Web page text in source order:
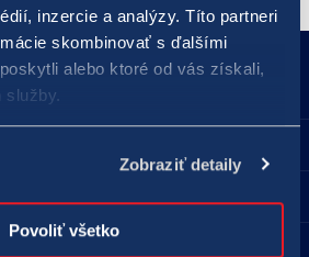
inzercie a analýzy. Títo partneri
skombinovať s ďalšími
alebo ktoré od vás získali,
služby.
Zobraziť detaily
Povoliť všetko
podnety@tipos.sk